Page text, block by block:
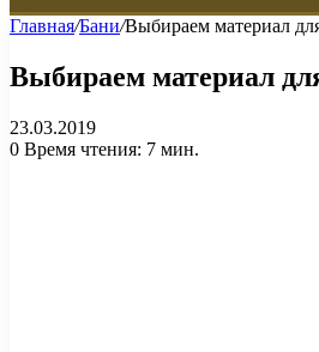
Главная/Бани/Выбираем материал
Выбираем материал
23.03.2019
0 Время чтения: 7 мин.